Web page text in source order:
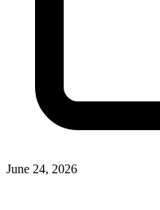
June 24, 2026